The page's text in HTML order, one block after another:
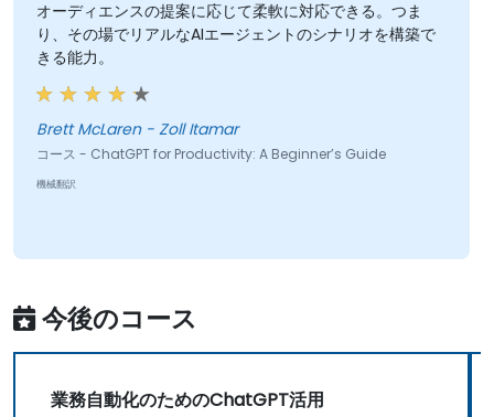
オーディエンスの提案に応じて柔軟に対応できる。つま
り、その場でリアルなAIエージェントのシナリオを構築で
きる能力。
Brett McLaren - Zoll Itamar
コース - ChatGPT for Productivity: A Beginner’s Guide
機械翻訳
今後のコース
業務自動化のためのChatGPT活用